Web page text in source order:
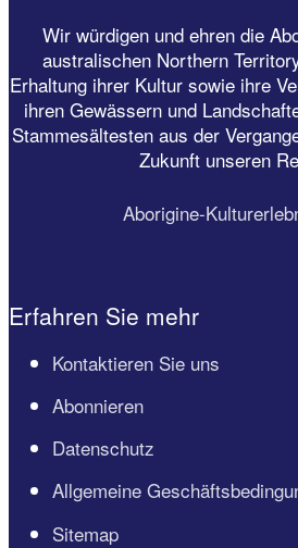
Wir würdigen und ehren die
australischen Northern
Erhaltung ihrer Kultur sowie ihre
ihren Gewässern und
Stammesältesten aus der
Zukunft unseren
Aborigine-
Erfahren Sie mehr
Kontaktieren Sie uns
Abonnieren
Datenschutz
Allgemeine
Sitemap